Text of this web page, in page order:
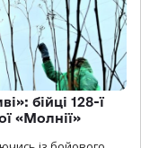
бійці 128-ї
«Молнії»